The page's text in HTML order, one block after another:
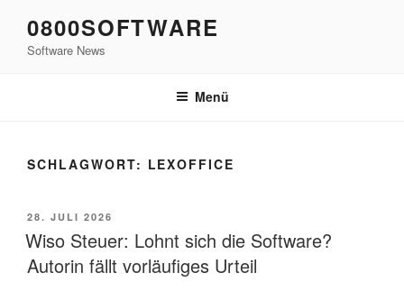
Inhalt
springen
0800SOFTWARE
Software News
Menü
SCHLAGWORT: LEXOFFICE
VERÖFFENTLICHT
AM
28. JULI 2026
Wiso Steuer: Lohnt sich die Software?
Autorin fällt vorläufiges Urteil